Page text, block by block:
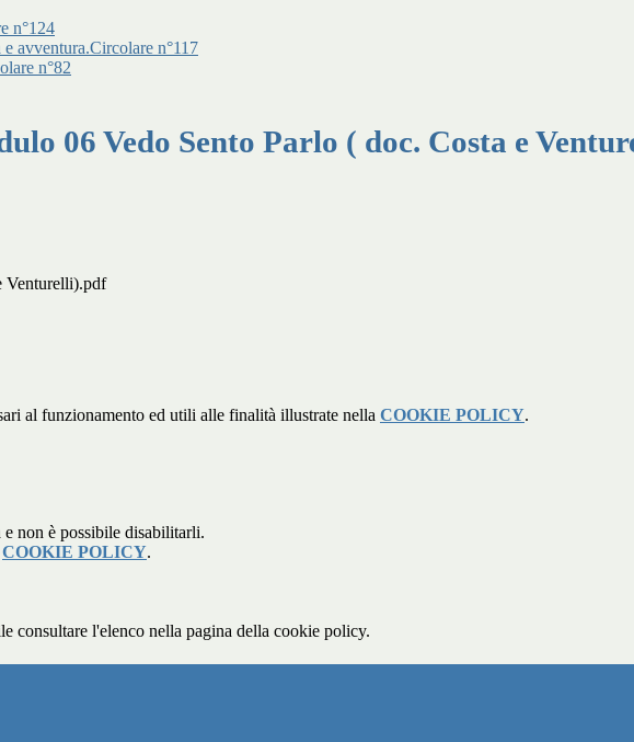
n°124
avventura.Circolare n°117
n°82
06 Vedo Sento Parlo ( doc. Costa e
Venturelli).pdf
al funzionamento ed utili alle finalità illustrate nella COOKIE POLICY.
non è possibile disabilitarli.
COOKIE POLICY.
consultare l'elenco nella pagina della cookie policy.